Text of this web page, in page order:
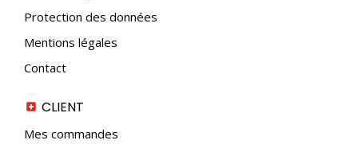
Protection des données
Mentions légales
Contact
CLIENT
Mes commandes